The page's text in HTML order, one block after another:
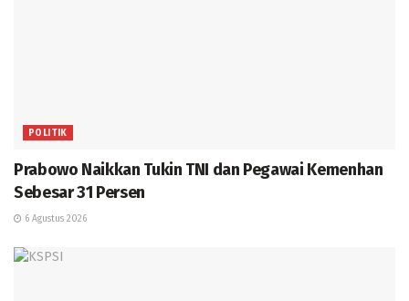
POLITIK
Prabowo Naikkan Tukin TNI dan Pegawai Kemenhan
Sebesar 31 Persen
6 Agustus 2026